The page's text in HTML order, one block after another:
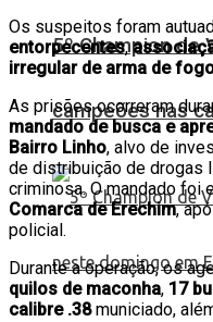
5º Champion de
campeões nas
Os suspeitos foram
entorpecentes,
irregular de arma de
As prisões ocorreram
mandado de busca e
Bairro Linho, alvo de
de distribuição de drogas
criminosa. O mandado foi
Comarca de Erechim,
policial.
Durante a operação, os
quilos de maconha, 17
calibre .38municiado,